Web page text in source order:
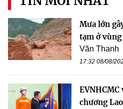
Mưa lớn
tạm ở vùng
Văn Thanh
17:32 08/08/
chương